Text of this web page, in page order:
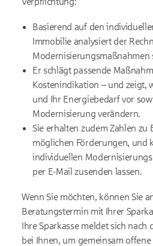
Basierend auf den
Immobilie analysiert der
Modernisierungsmaßnahmen
Er schlägt passende
Kostenindikation – und zeigt,
und Ihr Energiebedarf vor
Modernisierung verändern.
Sie erhalten zudem Zahlen zu
möglichen Förderungen, und
individuellen
per E-Mail zusenden lassen.
Wenn Sie möchten, können Sie
Beratungstermin mit Ihrer
Ihre Sparkasse meldet sich nach
bei Ihnen, um gemeinsam